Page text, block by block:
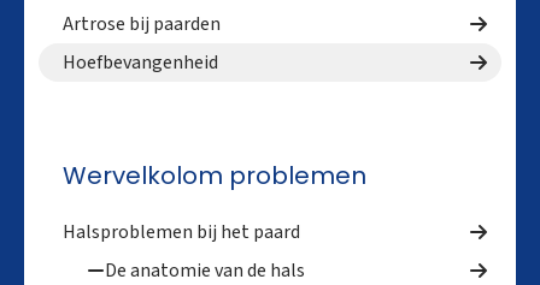
Artrose bij paarden
Hoefbevangenheid
Wervelkolom problemen
Halsproblemen bij het paard
De anatomie van de hals